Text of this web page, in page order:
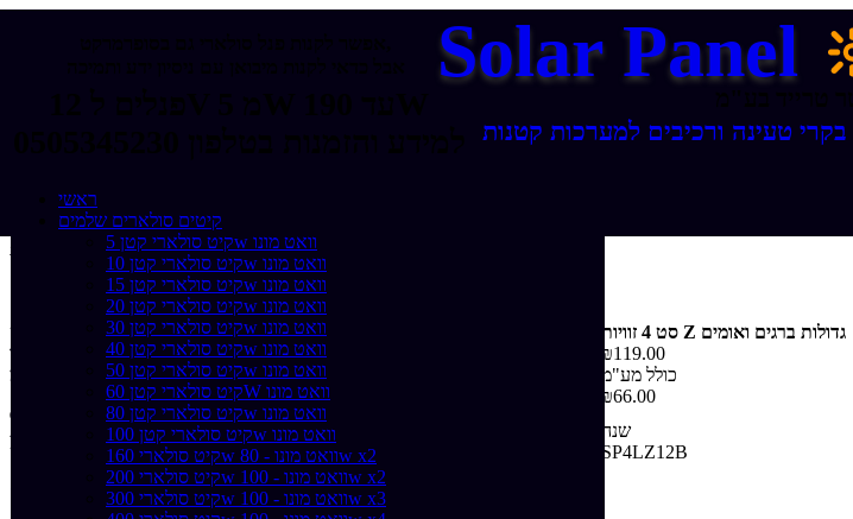
Solar Panel
בקרי טעינה ורכיבים למערכות קטנות
ראשי
קיטים סולארים שלמים
קיט סולארי קטן 5w וואט מונו
קיט סולארי קטן 10w וואט מונו
קיט סולארי קטן 15w וואט מונו
קיט סולארי קטן 20w וואט מונו
קיט סולארי קטן 30w וואט מונו
קיט סולארי קטן 40w וואט מונו
קיט סולארי קטן 50w וואט מונו
קיט סולארי קטן 60W וואט מונו
קיט סולארי קטן 80w וואט מונו
קיט סולארי קטן 100w וואט מונו
קיט סולארי 160w וואט מונו - 80w x2
קיט סולארי 200w וואט מונו - 100w x2
קיט סולארי 300w וואט מונו - 100w x3
דף הבית>>כבלים ואביזרים >> סט 4 זוויות Z גדולות ברגים ואומים
סט 4 זוויות Z גדולות ברגים ואומים
שם המוצר/פריט:
סט 4 זוויות Z גדולות ברגים ואומים
₪119.00
כולל מע"מ
₪66.00
(קיימת אפשרות לאיסוף עצמי ללא תשלום נוסף)
תקופת אחריות:
שנה
SP4LZ12B
כמות: